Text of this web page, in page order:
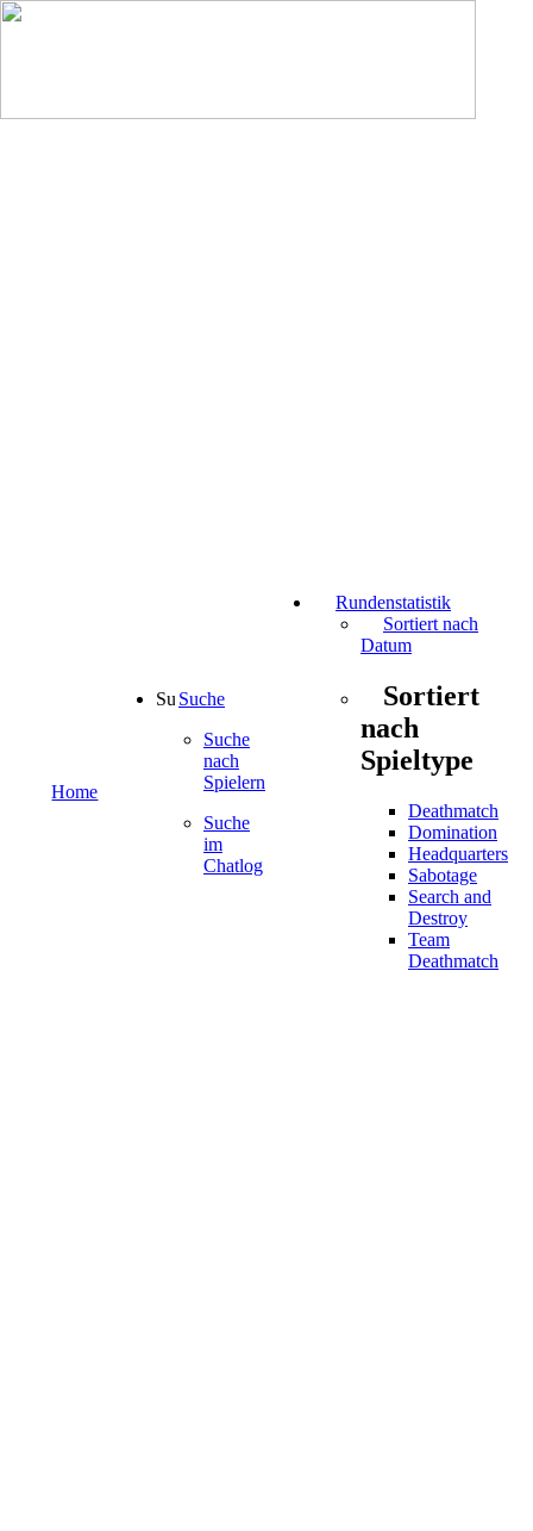
Home
Suche
Suche
nach
Spielern
Suche
im
Chatlog
Rundenstatistik
Sortiert nach
Datum
Sortiert
nach
Spieltype
Deathmatch
Domination
Headquarters
Sabotage
Search and
Destroy
Team
Deathmatch